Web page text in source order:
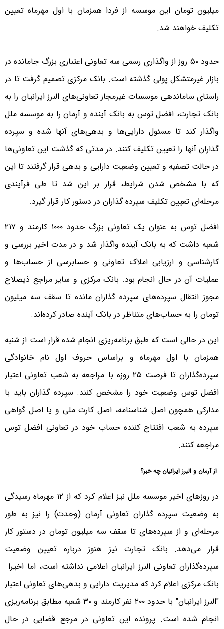
میلیون تومان این موسسه از فردا همزمان با اول مهرماه تعیین
تکلیف خواهند شد.
حدود ۵۰ روز از واگذاری رسمی سه تعاونی اعتباری بزرگ جامانده در
بازار غیرمتشکل پولی گذشته است. بانک مرکزی تصمیم گرفت تا در
راستای ساماندهی موسسات غیرمجاز تعاونی‌های البرز ایرانیان را به
بانک تجارت، افضل توس به بانک آینده و آرمان را به موسسه ملل
واگذار کند تا مسئول دارایی‌ها و بدهی‌های آنها شده و سپرده
گذاران‌ آنها را تعیین تکلیف کنند. در مدتی که گذشت این تعاونی‌ها
در حالت تصفیه و تعیین وضعیت دارایی و بدهی قرار گرفتند تا این
که با مشخص شدن شرایط، قرار بر این شد تا طی فرآیندی
مرحله‌ای تعیین تکلیف سپرده گذاران در دستور کار قرار گیرد.
افضل توس به عنوان یک تعاونی بزرگ حدود ۱۰۰۰ کارمند و ۲۱۷
شعبه داشت که به بانک آینده واگذار شد و در مدت اخیر بررسی و
کارشناسی و ارزیابی املاک تعاونی و حسابرسی از حساب‌ها و
عملیات آن در حال انجام بود. بانک مرکزی و سایر مراجع ذیصلاح
مجوز انتقال سپرده‌های سپرده گذاران مانده تا سقف سه میلیون
تومان را به حساب‌های متناظر در بانک آینده صادر کرده‌اند.
این در حالی است که طبق برنامه‌ریزی انجام شده قرار است از شنبه
همزمان با اول مهرماه و براساس حروف اول نام خانوادگی
سپرده‌گذاران تا فرصت ۲۵ روزه با مراجعه به شعب تعاونی اعتبار
افضل توس وضعیت خود را مشخص کنند. سپرده گذاران باید با
مدارکی همچون اصل شناسنامه، اصل کارت ملی و یا اصل گواهی
سپرده به شعب افتتاح کننده حساب خود در تعاونی افضل توس
مراجعه کنند.
از آرمان و البرز ایرانیان چه خبر؟
در روزهای اخیر موسسه ملل نیز اعلام کرد که از ۱۲ مهرماه رسیدگی
به وضعیت سپرده گذاران تعاونی آرمان (وحدت) را نیز به طور
مرحله‌ای و از سپرده‌های تا سقف سه میلیون تومان در دستور کار
قرار می‌دهد. بانک تجارت نیز هنوز درباره تعیین وضعیت
سپرده‌گذاران تعاونی البرز ایرانیان اعلامی نداشته است، اما اخیرا
بانک مرکزی اعلام کرد که مدیریت دارایی و بدهی‌های تعاونی اعتبار
"البرز ایرانیان" با حدود ۲۰۰ نفر کارمند و ۳۰ شعبه مطابق برنامه‌ریزی
انجام شده است. پرونده این تعاونی در مرجع قضایی در حال